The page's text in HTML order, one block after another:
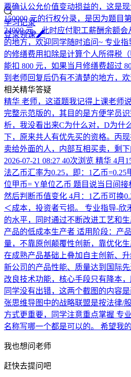
学习记录
登录领课
要确认公允价值变动损益的，这是
150000 元的行权分录，是因为题
24000 元，此时应付职工薪酬余额
的地方，欢迎同学随时追问~ 专业指
的修缮费用扣除是计算个人所得税
能扣 800 元，如果当月修缮费超过
到老师回复后仍有不清楚的地方，
相关精华答疑
精华 老师，这道题我记得上课老师
完整示范版的，其目的是方便学员
析，我没看出来C为什么对，D为什
下，原来共人有优先买的资格。丙
卖给外面的人，内部互相买卖，剩
2026-07-21 08:27 40次浏览 精华 4月
法乙币汇率为0.25，即：1乙币
位甲币= Y单位乙币 题目说当日间接
然后判断币值变化 4月：1乙币可换
＜成本，投资者亏损。
专业指导-欣
的水平，同时通过不断改进工艺和
产品的低成本生产者 适用阶段：产
量，不靠原创颠覆性创新，靠优化
在成熟产品基础上叠加自主创新、
新公司的产品性能、质量达到国际
改良技术功能，核心手段只有降本
同学没有出错，这两个截图的内容
张思维导图中的战略联盟是按法律/
方式更重要，同学注意重点掌握 专
名称写哪一个都是可以的。 希望我
我也想问老师
赶快去提问吧